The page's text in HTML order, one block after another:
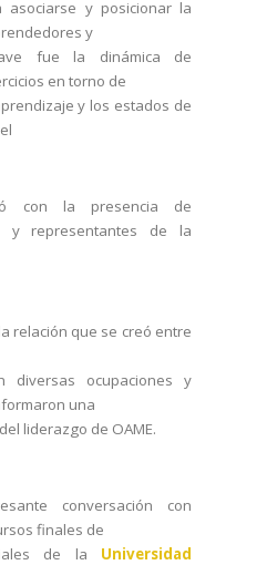
y posicionar la
y
fue la dinámica de
en torno de
y los estados de
con la presencia de
y representantes de la
relación que se creó entre
diversas ocupaciones y
una
liderazgo de OAME.
conversación con
finales de
de la Universidad